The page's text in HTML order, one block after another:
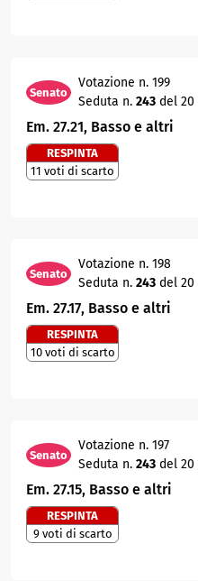
Senato
Votazione n. 199
Seduta n. 243 del 20
Em. 27.21, Basso e altri
RESPINTA
11 voti di scarto
Senato
Votazione n. 198
Seduta n. 243 del 20
Em. 27.17, Basso e altri
RESPINTA
10 voti di scarto
Senato
Votazione n. 197
Seduta n. 243 del 20
Em. 27.15, Basso e altri
RESPINTA
9 voti di scarto